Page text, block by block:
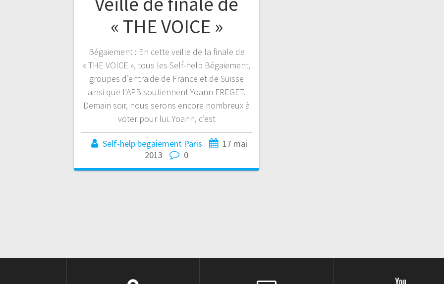
« THE VOICE »
Bégaiement : En cette veille de la finale de
« THE VOICE », tous les Self-help Bégaiement,
groupes d’entraide de France et de Suisse
ainsi que l’APB soutiennent Yoann FREGET.
Demain soir, nous serons encore nombreux à
voter pour lui. Yoann, c’est
Self-help begaiement Paris
17 mai
2013
0